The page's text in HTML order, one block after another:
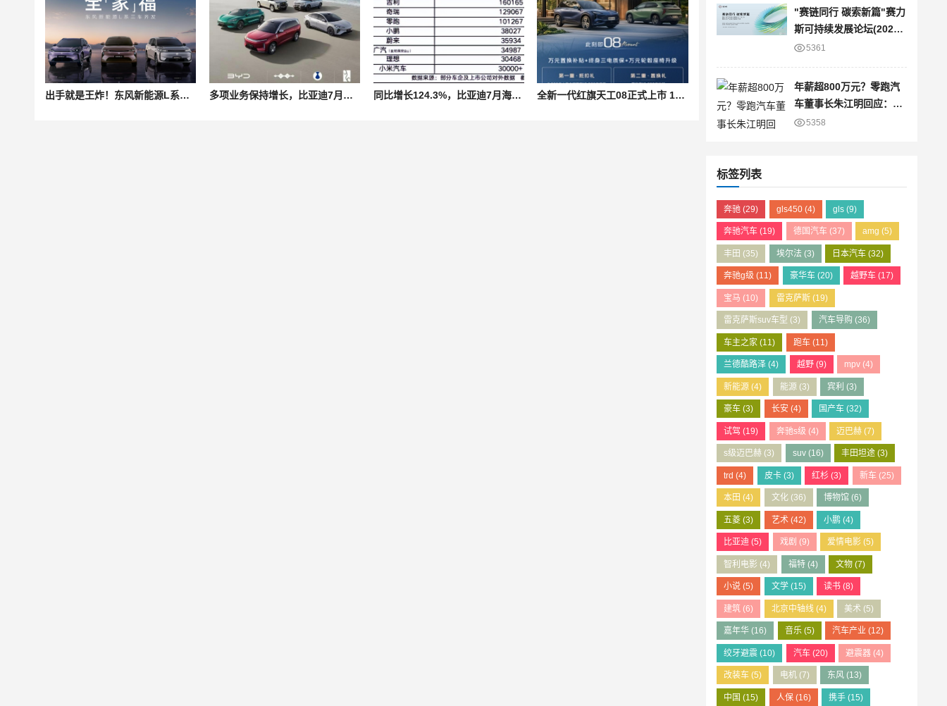
"赛链同行 碳索新篇"赛力
斯可持续发展论坛(2025)
暨绿色产业链战略发布会
5361
年薪超800万元？零跑汽
车董事长朱江明回应：仅
为8万元
5358
标签列表
奔驰 (29) gls450(4) gls (9)
奔驰汽车 (19) 德国汽车(37) amg (5)
丰田 (35) 埃尔法(3) 日本汽车 (32)
奔驰g级 (11) 豪华车(20) 越野车 (17)
宝马 (10) 雷克萨斯(19)
雷克萨斯suv车型 (3) 汽车导购 (36)
车主之家 (11) 跑车(11)
兰德酷路泽 (4) 越野(9) mpv (4)
新能源 (4) 能源(3) 宾利 (3)
豪车 (3) 长安(4) 国产车 (32)
试驾 (19) 奔驰s级 (4) 迈巴赫 (7)
s级迈巴赫 (3) suv(16) 丰田坦途 (3)
trd (4) 皮卡(3) 红杉 (3) 新车(25)
本田 (4) 文化(36) 博物馆 (6)
五菱 (3) 艺术(42) 小鹏 (4)
比亚迪 (5) 戏剧 (9) 爱情电影 (5)
智利电影 (4) 福特(4) 文物 (7)
小说 (5) 文学(15) 读书 (8)
建筑 (6) 北京中轴线(4) 美术 (5)
嘉年华 (16) 音乐(5) 汽车产业 (12)
绞牙避震 (10) 汽车(20) 避震器 (4)
改装车 (5) 电机(7) 东风 (13)
中国 (15) 人保(16) 携手 (15)
出手就是王炸！东风新能源L系三车齐发 多项业务保持增长，比亚迪7月销量成色十足 同比增长124.3%，比亚迪7月海外销量创新高 全新一代红旗天工08正式上市 17.99万起全系标配终身高阶智驾